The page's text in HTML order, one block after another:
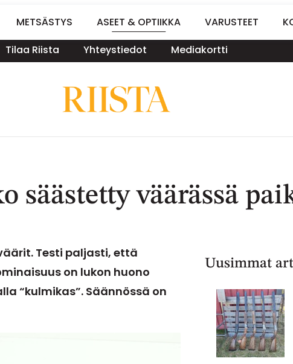
METSÄSTYS ASEET & OPTIIKKA VARUSTEET
Tilaa Riista
Yhteystiedot Mediakortti
väärässä
Testi paljasti, että
on lukon huono
“kulmikas”. Säännössä on
Uusimmat